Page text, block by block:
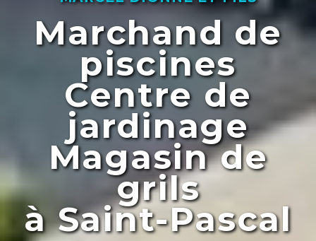
Marchand de
piscines
Centre de
jardinage
Magasin de
grils
à Saint-Pascal